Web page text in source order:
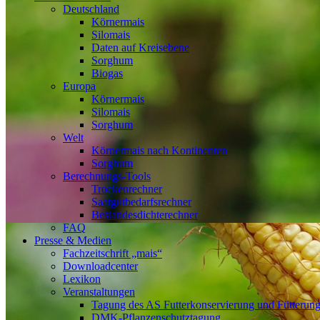
Deutschland
Körnermais
Silomais
Daten auf Kreisebene
Sorghum
Biogas
Europa
Körnermais
Silomais
Sorghum
Welt
Körnermais nach Kontinenten
Sorghum
Berechnungs-Tools
Trockenrechner
Saatgutbedarfsrechner
Bestandesdichterechner
FAQ
Presse & Medien
Fachzeitschrift „mais“
Downloadcenter
Lexikon
Veranstaltungen
Tagung des AS Futterkonservierung und Fütterung
DMK-Pflanzenschutztagung